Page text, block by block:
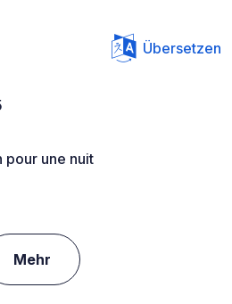
Übersetzen
pour une nuit
Mehr